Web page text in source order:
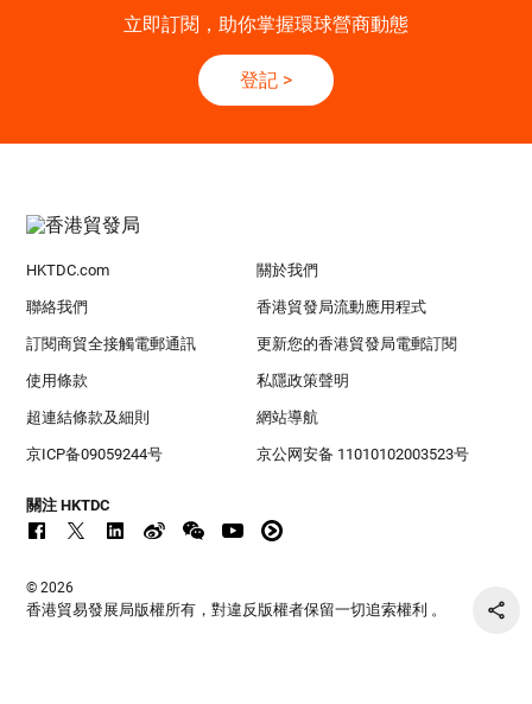
立即訂閱，助你掌握環球營商動態
登記 >
HKTDC.com 關於我們
聯絡我們 香港貿發局流動應用程式
訂閱商貿全接觸電郵通訊 更新您的香港貿發局電郵訂閱
使用條款 私隱政策聲明
超連結條款及細則 網站導航
京ICP备09059244号 京公网安备 11010102003523号
關注 HKTDC
© 2026
香港貿易發展局版權所有，對違反版權者保留一切追索權利 。